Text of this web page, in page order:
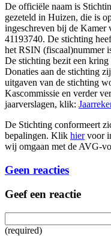
De officiële naam is
gezeteld in Huizen, die is
ingeschreven bij de Kamer
41193740. De stichting
het RSIN (fiscaal)nummer
De stichting bezit een kring
Donaties aan de stichting
uitgaven van de stichting
Kascommissie en verder
jaarverslagen, klik:
De Stichting conformeert
bepalingen. Klik hiervoor
wij omgaan met de AVG-
Geen reacties
Geef een reactie
(required)